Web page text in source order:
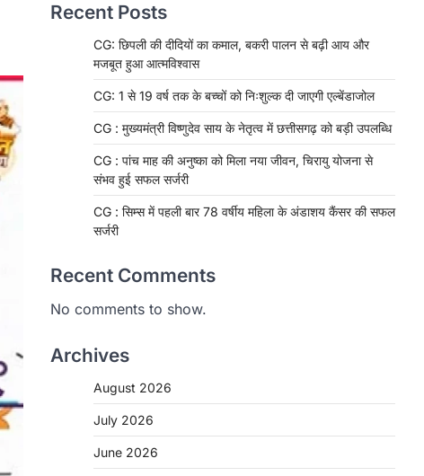
Recent Posts
CG: छिपली की दीदियों का कमाल, बकरी पालन से बढ़ी आय और
मजबूत हुआ आत्मविश्वास
CG: 1 से 19 वर्ष तक के बच्चों को निःशुल्क दी जाएगी एल्बेंडाजोल
CG : मुख्यमंत्री विष्णुदेव साय के नेतृत्व में छत्तीसगढ़ को बड़ी उपलब्धि
CG : पांच माह की अनुष्का को मिला नया जीवन, चिरायु योजना से
संभव हुई सफल सर्जरी
CG : सिम्स में पहली बार 78 वर्षीय महिला के अंडाशय कैंसर की सफल
सर्जरी
Recent Comments
No comments to show.
Archives
August 2026
July 2026
June 2026
CHHATTISGARH
निःशुल्क दी जाएगी एल्बेंडाजोल